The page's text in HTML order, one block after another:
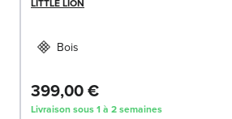
LITTLE LION
Bois
399,00 €
Livraison sous 1 à 2 semaines